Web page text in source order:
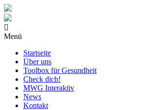
Menü
Startseite
Über uns
Toolbox für Gesundheit
Check dich!
MWG Interaktiv
News
Kontakt